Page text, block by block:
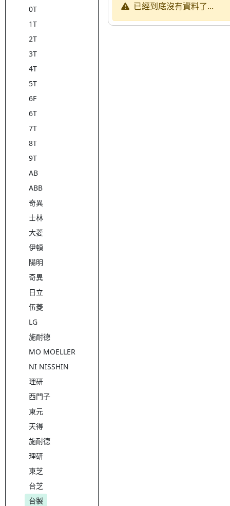
0T
1T
2T
3T
4T
5T
6F
6T
7T
8T
9T
AB
ABB
奇異
士林
大菱
伊頓
陽明
奇異
日立
伍菱
LG
施耐德
MO MOELLER
NI NISSHIN
理研
西門子
東元
天得
施耐德
理研
東芝
台芝
台製
已經到底沒有資料了...